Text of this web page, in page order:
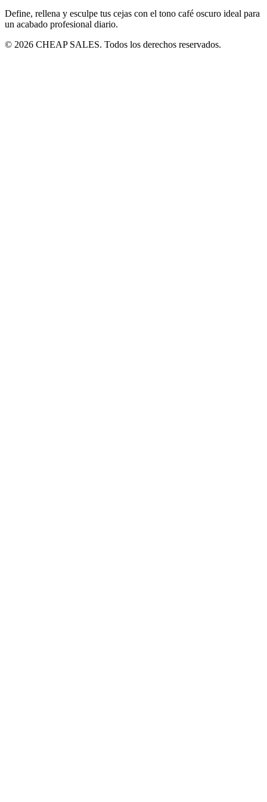
Define, rellena y esculpe tus cejas con el tono café oscuro ideal para
un acabado profesional diario.
© 2026 CHEAP SALES. Todos los derechos reservados.